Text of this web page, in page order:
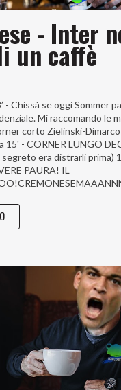
- Inter
un caffè
- Chissà se oggi Sommer
Mi raccomando le
corto Zielinski-
- CORNER LUNGO
era distrarli prima)
PAURA! IL